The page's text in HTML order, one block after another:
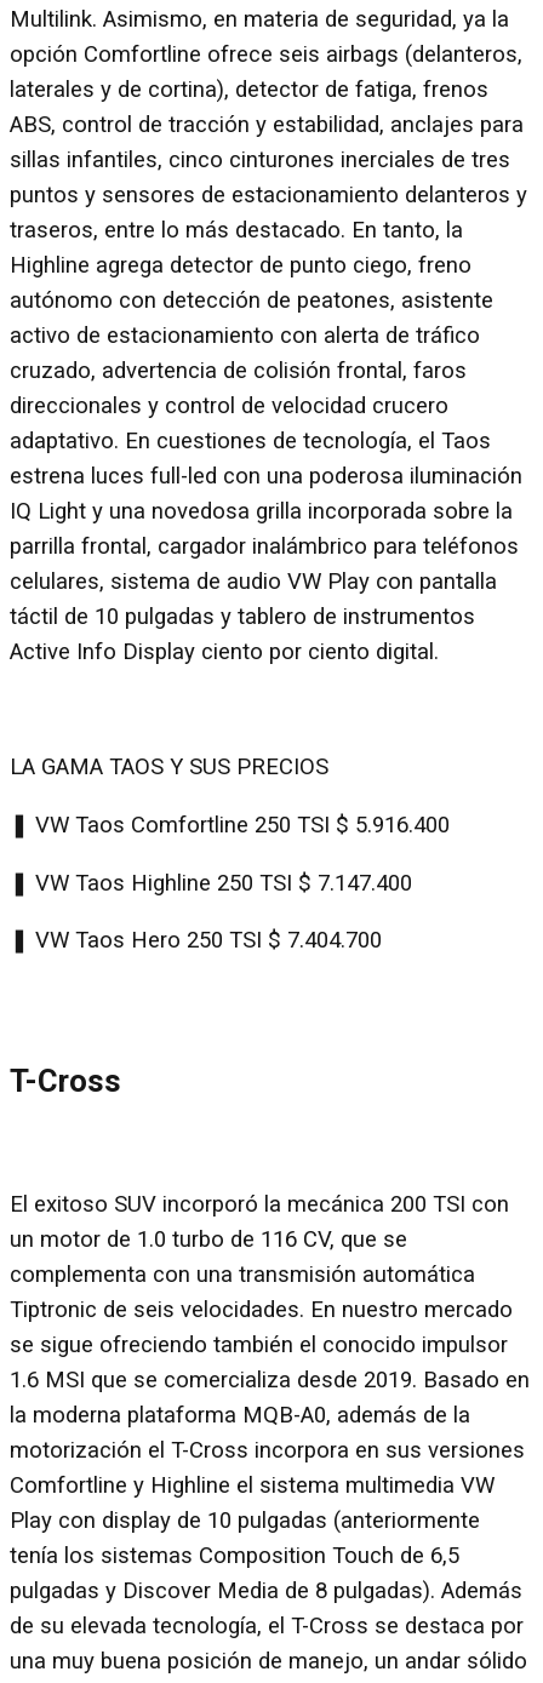
Multilink. Asimismo, en materia de seguridad, ya la
opción Comfortline ofrece seis airbags (delanteros,
laterales y de cortina), detector de fatiga, frenos
ABS, control de tracción y estabilidad, anclajes para
sillas infantiles, cinco cinturones inerciales de tres
puntos y sensores de estacionamiento delanteros y
traseros, entre lo más destacado. En tanto, la
Highline agrega detector de punto ciego, freno
autónomo con detección de peatones, asistente
activo de estacionamiento con alerta de tráfico
cruzado, advertencia de colisión frontal, faros
direccionales y control de velocidad crucero
adaptativo. En cuestiones de tecnología, el Taos
estrena luces full-led con una poderosa iluminación
IQ Light y una novedosa grilla incorporada sobre la
parrilla frontal, cargador inalámbrico para teléfonos
celulares, sistema de audio VW Play con pantalla
táctil de 10 pulgadas y tablero de instrumentos
Active Info Display ciento por ciento digital.
LA GAMA TAOS Y SUS PRECIOS
❚ VW Taos Comfortline 250 TSI $ 5.916.400
❚ VW Taos Highline 250 TSI $ 7.147.400
❚ VW Taos Hero 250 TSI $ 7.404.700
T-Cross
El exitoso SUV incorporó la mecánica 200 TSI con
un motor de 1.0 turbo de 116 CV, que se
complementa con una transmisión automática
Tiptronic de seis velocidades. En nuestro mercado
se sigue ofreciendo también el conocido impulsor
1.6 MSI que se comercializa desde 2019. Basado en
la moderna plataforma MQB-A0, además de la
motorización el T-Cross incorpora en sus versiones
Comfortline y Highline el sistema multimedia VW
Play con display de 10 pulgadas (anteriormente
tenía los sistemas Composition Touch de 6,5
pulgadas y Discover Media de 8 pulgadas). Además
de su elevada tecnología, el T-Cross se destaca por
una muy buena posición de manejo, un andar sólido